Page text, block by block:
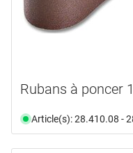
Rubans à poncer
Article(s): 28.410.08 -